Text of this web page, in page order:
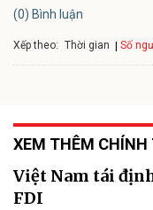
(0) Bình luận
Xếp theo: Thời gian Số
XEM THÊM CHÍNH
Việt Nam tái
FDI